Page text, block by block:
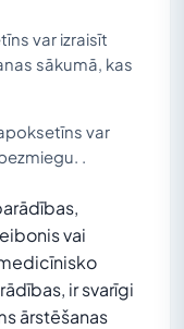
var izraisīt
sākumā, kas
var
.
vai
ir svarīgi
ārstēšanas